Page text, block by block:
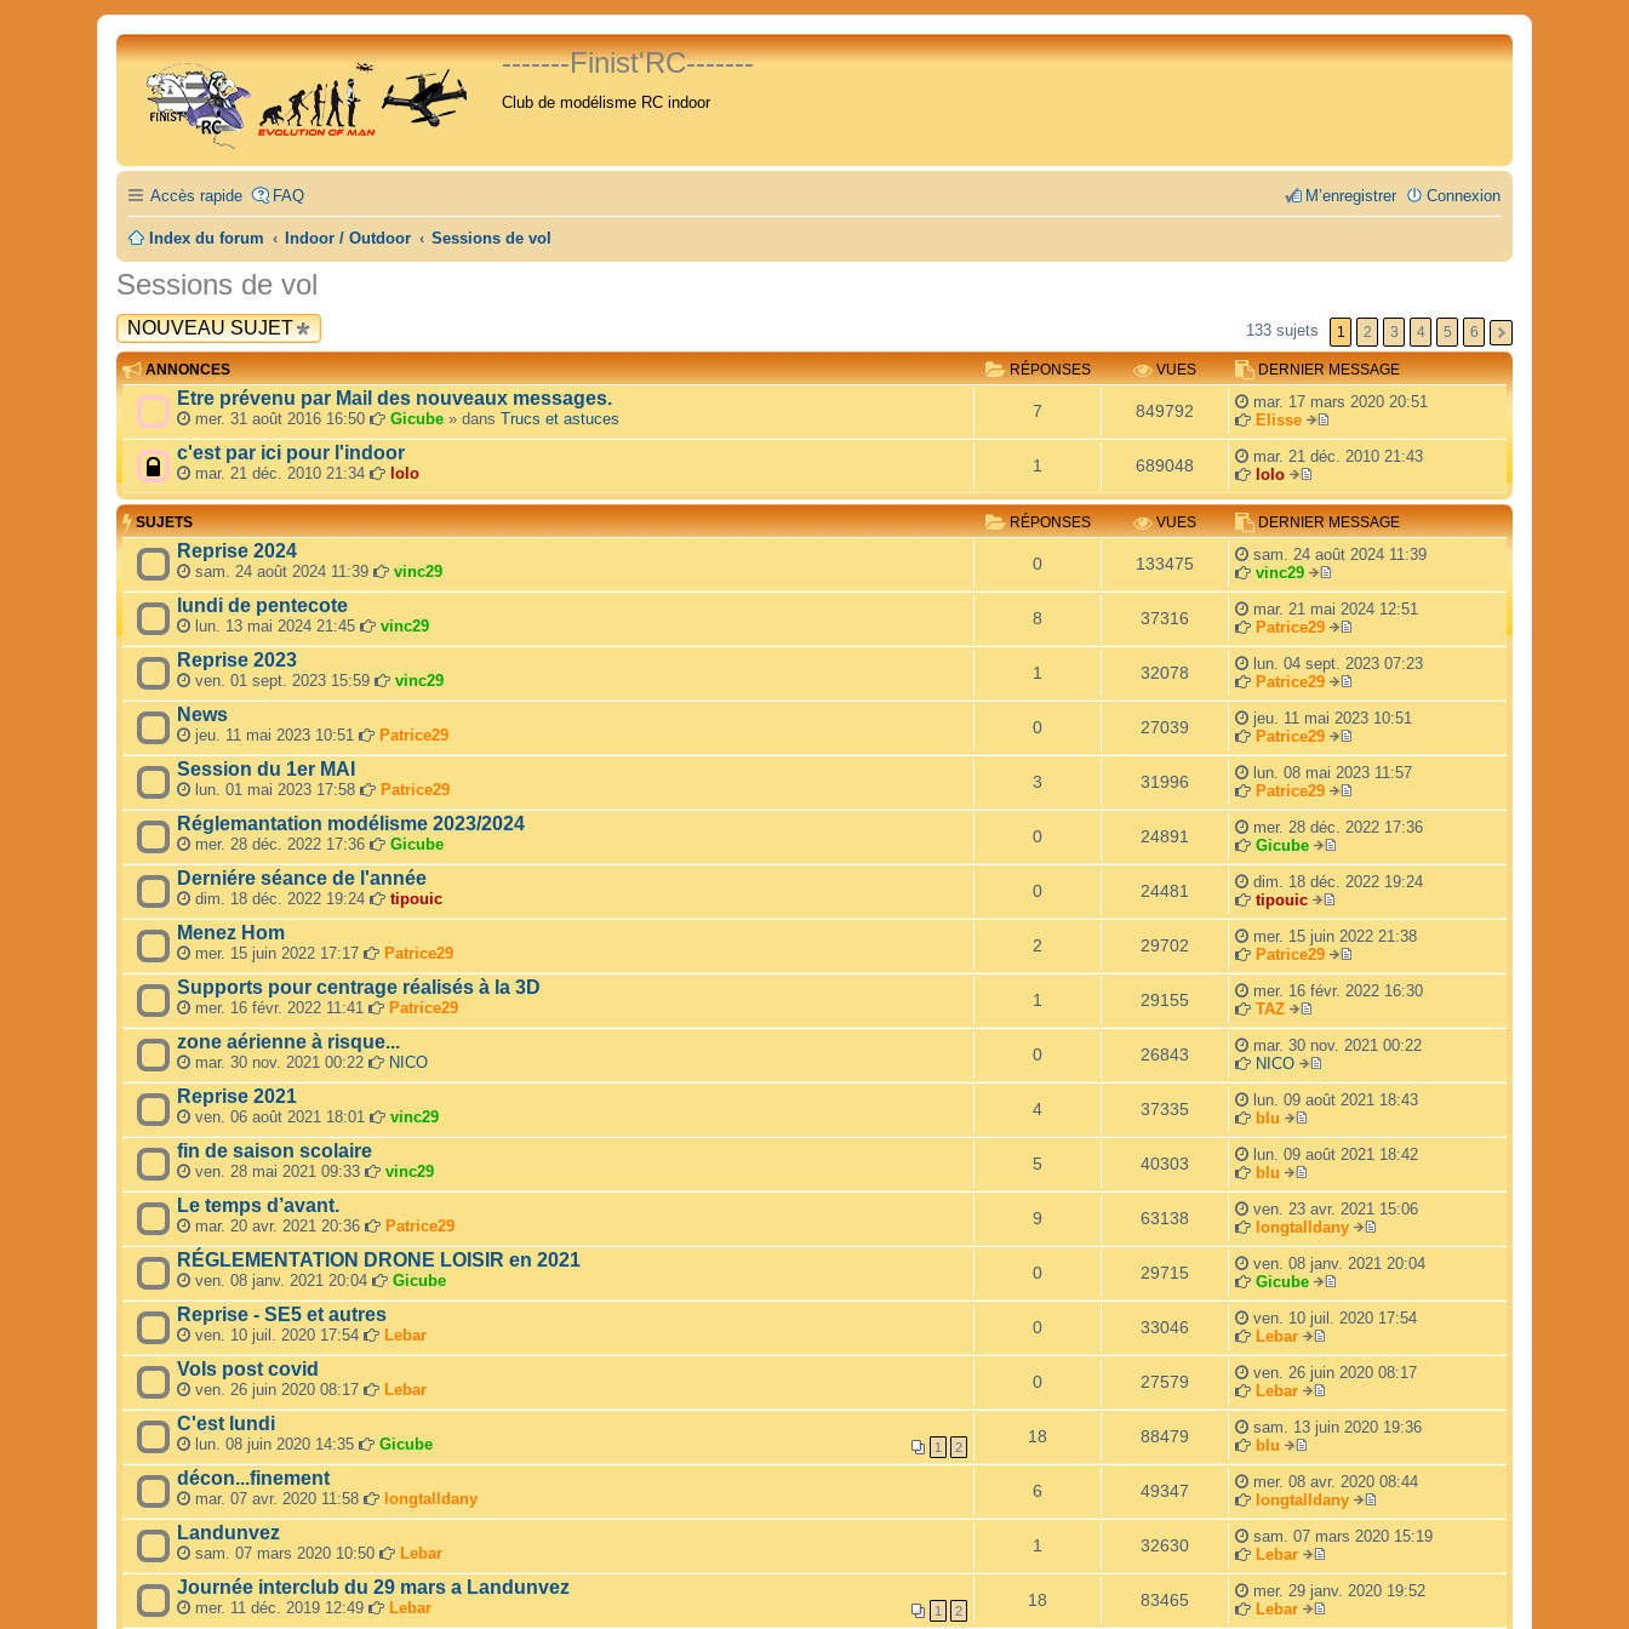
-------Finist'RC-------
Club de modélisme RC indoor
Accès rapide FAQ Connexion
M’enregistrer
Index du forum Indoor / Outdoor Sessions de vol
Sessions de vol
NOUVEAU SUJET 133 sujets 1 2 3 4 5 6
ANNONCES RÉPONSES VUES DERNIER MESSAGE
Etre prévenu par Mail des nouveaux messages.
mer. 31 août 2016 16:50 Gicube » dans Trucs et astuces 7 849792
mar. 17 mars 2020 20:51
Elisse
V
o
r
l
e
d
e
r
n
i
e
r
m
e
s
s
a
g
e
c'est par ici pour l'indoor
mar. 21 déc. 2010 21:34 lolo 1 689048
mar. 21 déc. 2010 21:43
lolo
V
o
i
r
e
d
e
r
n
i
e
r
m
e
s
s
a
g
e
SUJETS RÉPONSES VUES DERNIER MESSAGE
Reprise 2024
sam. 24 août 2024 11:39 vinc29 0 133475
sam. 24 août 2024 11:39
vinc29
V
o
i
r
l
e
d
e
r
n
e
r
m
e
s
s
a
g
e
lundi de pentecote
lun. 13 mai 2024 21:45 vinc29 8 37316
mar. 21 mai 2024 12:51
Patrice29
V
o
r
l
d
e
n
i
r
m
s
s
g
e
Reprise 2023
ven. 01 sept. 2023 15:59 vinc29 1 32078
lun. 04 sept. 2023 07:23
Patrice29
V
o
r
l
d
e
n
i
r
m
s
s
g
e
News
jeu. 11 mai 2023 10:51 Patrice29 0 27039
jeu. 11 mai 2023 10:51
Patrice29
V
o
r
l
d
e
n
i
r
m
s
s
g
e
Session du 1er MAI
lun. 01 mai 2023 17:58 Patrice29 3 31996
lun. 08 mai 2023 11:57
Patrice29
V
o
r
l
d
e
n
i
r
m
s
s
g
e
Réglemantation modélisme 2023/2024
mer. 28 déc. 2022 17:36 Gicube 0 24891
mer. 28 déc. 2022 17:36
Gicube
V
r
e
d
e
n
r
m
s
s
g
e
Derniére séance de l'année
dim. 18 déc. 2022 19:24 tipouic 0 24481
dim. 18 déc. 2022 19:24
tipouic
V
o
i
r
l
d
e
n
i
r
m
s
s
a
g
e
Menez Hom
mer. 15 juin 2022 17:17 Patrice29 2 29702
mer. 15 juin 2022 21:38
Patrice29
V
o
r
l
d
e
n
i
r
m
e
s
s
g
e
Supports pour centrage réalisés à la 3D
mer. 16 févr. 2022 11:41 Patrice29 1 29155
mer. 16 févr. 2022 16:30
TAZ
V
o
i
r
l
d
e
n
i
e
r
m
e
s
s
a
g
e
zone aérienne à risque...
mar. 30 nov. 2021 00:22 NICO 0 26843
mar. 30 nov. 2021 00:22
NICO
V
o
r
l
d
e
r
n
i
e
r
m
e
s
s
a
g
e
Reprise 2021
ven. 06 août 2021 18:01 vinc29 4 37335
lun. 09 août 2021 18:43
blu
V
o
r
e
d
e
r
n
e
r
m
e
s
s
a
g
e
fin de saison scolaire
ven. 28 mai 2021 09:33 vinc29 5 40303
lun. 09 août 2021 18:42
blu
V
o
i
r
e
d
e
r
n
e
r
m
e
s
s
a
g
e
Le temps d’avant.
mar. 20 avr. 2021 20:36 Patrice29 9 63138
ven. 23 avr. 2021 15:06
longtalldany
V
o
r
d
e
n
i
r
m
s
s
g
e
RÉGLEMENTATION DRONE LOISIR en 2021
ven. 08 janv. 2021 20:04 Gicube 0 29715
ven. 08 janv. 2021 20:04
Gicube
V
o
r
d
e
n
e
r
m
s
s
g
Reprise - SE5 et autres
ven. 10 juil. 2020 17:54 Lebar 0 33046
ven. 10 juil. 2020 17:54
Lebar
V
o
r
l
d
e
r
n
i
r
m
s
Vols post covid
ven. 26 juin 2020 08:17 Lebar 0 27579
ven. 26 juin 2020 08:17
Lebar
V
o
r
l
e
d
e
n
i
r
C'est lundi
1 2
lun. 08 juin 2020 14:35 Gicube 18 88479
sam. 13 juin 2020 19:36
blu
V
o
i
r
l
e
d
e
r
n
décon...finement
mar. 07 avr. 2020 11:58 longtalldany 6 49347
mer. 08 avr. 2020 08:44
longtalldany
V
o
r
l
d
Landunvez
sam. 07 mars 2020 10:50 Lebar 1 32630
sam. 07 mars 2020 15:19
Lebar
V
o
r
Journée interclub du 29 mars a Landunvez
1 2
mer. 11 déc. 2019 12:49 Lebar 18 83465
mer. 29 janv. 2020 19:52
Lebar
V